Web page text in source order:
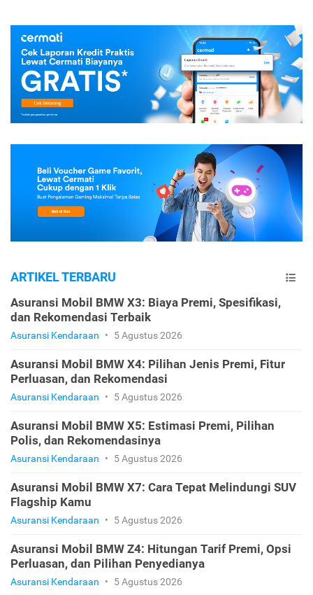
ARTIKEL TERBARU
Asuransi Mobil BMW X3: Biaya Premi, Spesifikasi,
dan Rekomendasi Terbaik
Asuransi Kendaraan • 5 Agustus 2026
Asuransi Mobil BMW X4: Pilihan Jenis Premi, Fitur
Perluasan, dan Rekomendasi
Asuransi Kendaraan • 5 Agustus 2026
Asuransi Mobil BMW X5: Estimasi Premi, Pilihan
Polis, dan Rekomendasinya
Asuransi Kendaraan • 5 Agustus 2026
Asuransi Mobil BMW X7: Cara Tepat Melindungi SUV
Flagship Kamu
Asuransi Kendaraan • 5 Agustus 2026
Asuransi Mobil BMW Z4: Hitungan Tarif Premi, Opsi
Perluasan, dan Pilihan Penyedianya
Asuransi Kendaraan • 5 Agustus 2026